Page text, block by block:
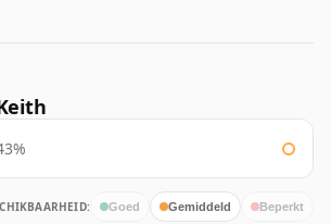
Goed Gemiddeld Beperkt